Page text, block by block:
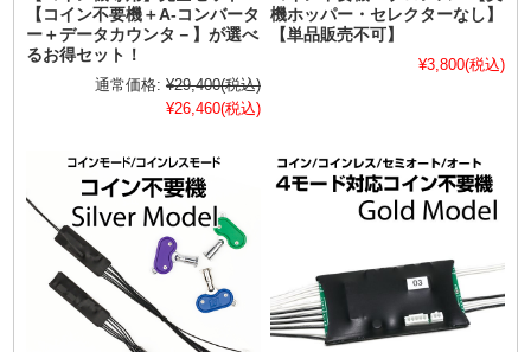
【コイン不要機＋A-コンバータ
ー＋データカウンタ－】が選べ
るお得セット！
通常価格: ¥29,400(税込)
¥26,460(税込)
機ホッパー・セレクターなし】
【単品販売不可】
¥3,800(税込)